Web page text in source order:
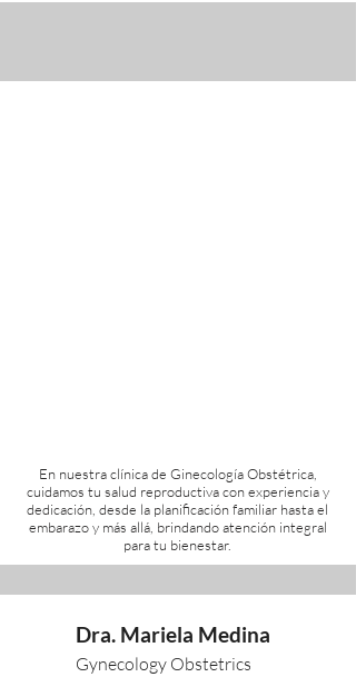
En nuestra clínica de Ginecología Obstétrica,
cuidamos tu salud reproductiva con experiencia y
dedicación, desde la planificación familiar hasta el
embarazo y más allá, brindando atención integral
para tu bienestar.
Dra. Mariela Medina
Gynecology Obstetrics